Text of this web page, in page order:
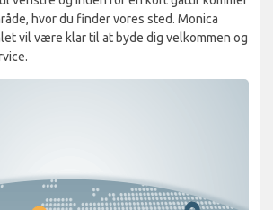
hvor du finder vores sted. Monica
vil være klar til at byde dig velkommen og